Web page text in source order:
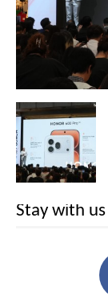
Stay with us